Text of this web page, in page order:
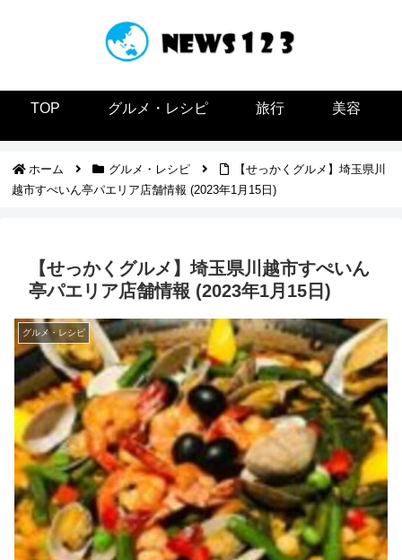
TOP グルメ・レシピ 旅行 美容
ホーム グルメ・レシピ
【せっかくグルメ】埼玉県川
越市すぺいん亭パエリア店舗情報 (2023年1月15日)
【せっかくグルメ】埼玉県川越市すぺいん
亭パエリア店舗情報 (2023年1月15日)
グルメ・レシピ